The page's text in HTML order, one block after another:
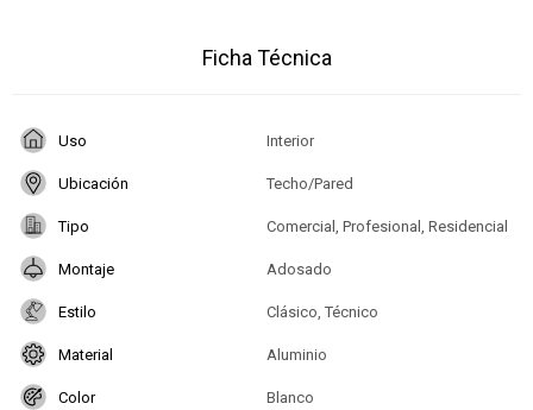
Ficha Técnica
Uso Interior
Ubicación Techo/Pared
Tipo Comercial, Profesional, Residencial
Montaje Adosado
Estilo Clásico, Técnico
Material Aluminio
Color Blanco